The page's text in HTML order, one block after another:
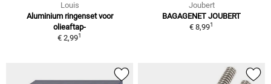
Louis
Aluminium ringenset voor
olieaftap-
€ 2,991
Joubert
BAGAGENET JOUBERT
€ 8,991